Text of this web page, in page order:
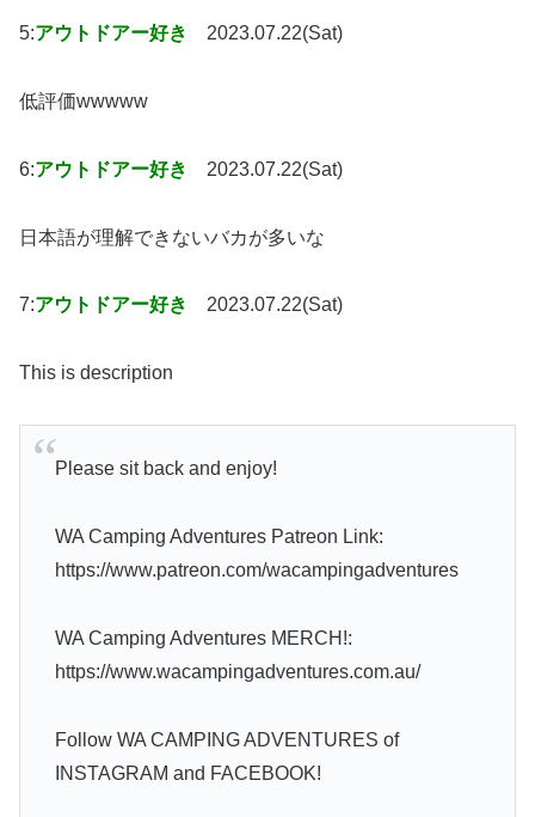
5:アウトドアー好き 2023.07.22(Sat)
低評価wwwww
6:アウトドアー好き 2023.07.22(Sat)
日本語が理解できないバカが多いな
7:アウトドアー好き 2023.07.22(Sat)
This is description
Please sit back and enjoy!
WA Camping Adventures Patreon Link:
https://www.patreon.com/wacampingadventures
WA Camping Adventures MERCH!:
https://www.wacampingadventures.com.au/
Follow WA CAMPING ADVENTURES of
INSTAGRAM and FACEBOOK!